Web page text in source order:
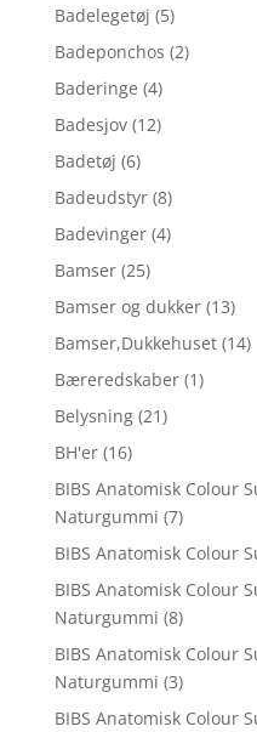
Badelegetøj (5)
Badeponchos (2)
Baderinge (4)
Badesjov (12)
Badetøj (6)
Badeudstyr (8)
Badevinger (4)
Bamser (25)
Bamser og dukker (13)
Bamser,Dukkehuset (14)
Bæreredskaber (1)
Belysning (21)
BH'er (16)
BIBS Anatomisk Colour
Naturgummi (7)
BIBS Anatomisk Colour
BIBS Anatomisk Colour
Naturgummi (8)
BIBS Anatomisk Colour
Naturgummi (3)
BIBS Anatomisk Colour